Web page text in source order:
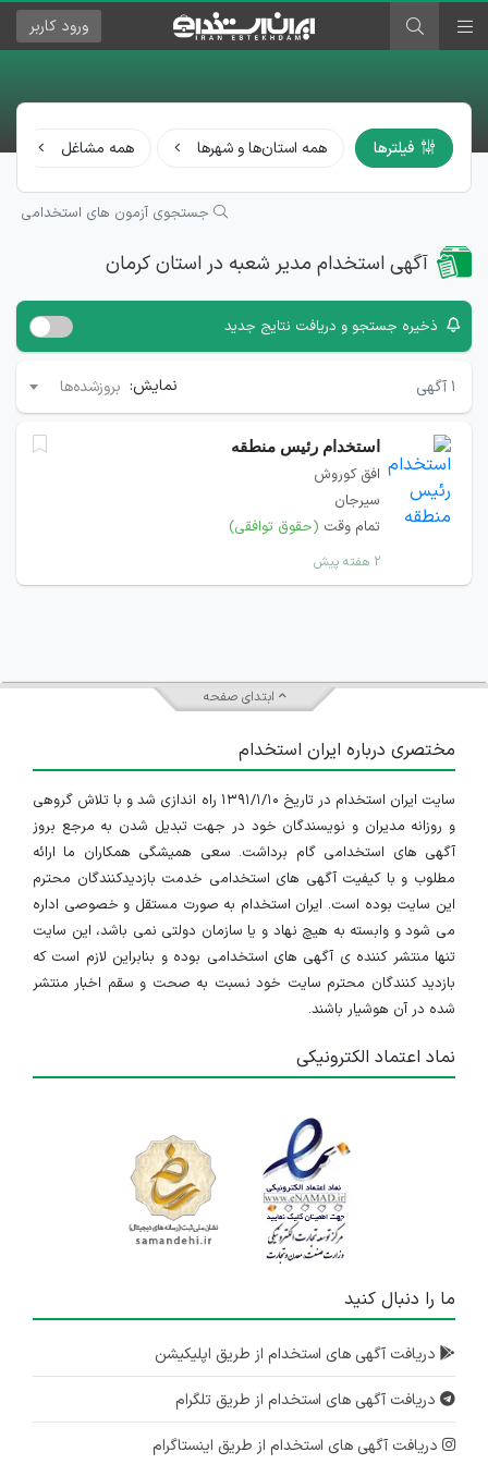
ورود کاربر
فیلترها همه استان‌ها و شهرها همه مشاغل
جستجوی آزمون های استخدامی
آگهی استخدام مدیر شعبه در استان کرمان
ذخیره جستجو و دریافت نتایج جدید
۱ آگهی نمایش: بروزشده‌ها
استخدام رئیس منطقه
افق کوروش
سیرجان
تمام وقت (حقوق توافقی)
۲ هفته پیش
ابتدای صفحه
مختصری درباره ایران استخدام
سایت ایران استخدام در تاریخ ۱۳۹۱/۱/۱۰ راه اندازی شد و با تلاش گروهی
و روزانه مدیران و نویسندگان خود در جهت تبدیل شدن به مرجع بروز
آگهی های استخدامی گام برداشت. سعی همیشگی همکاران ما ارائه
مطلوب و با کیفیت آگهی های استخدامی خدمت بازدیدکنندگان محترم
این سایت بوده است. ایران استخدام به صورت مستقل و خصوصی اداره
می شود و وابسته به هیچ نهاد و یا سازمان دولتی نمی باشد، این سایت
تنها منتشر کننده ی آگهی های استخدامی بوده و بنابراین لازم است که
بازدید کنندگان محترم سایت خود نسبت به صحت و سقم اخبار منتشر
شده در آن هوشیار باشند.
نماد اعتماد الکترونیکی
ما را دنبال کنید
دریافت آگهی های استخدام از طریق اپلیکیشن
دریافت آگهی های استخدام از طریق تلگرام
دریافت آگهی های استخدام از طریق اینستاگرام